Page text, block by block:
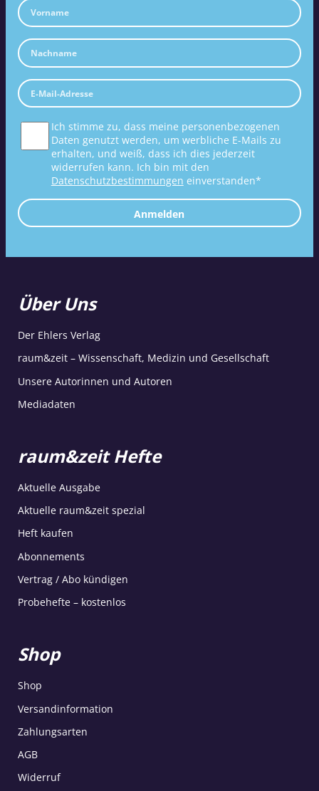
Ich stimme zu, dass meine personenbezogenen
Daten genutzt werden, um werbliche E-Mails zu
erhalten, und weiß, dass ich dies jederzeit
widerrufen kann. Ich bin mit den
Datenschutzbestimmungen einverstanden*
Anmelden
Über Uns
Der Ehlers Verlag
raum&zeit – Wissenschaft, Medizin und Gesellschaft
Unsere Autorinnen und Autoren
Mediadaten
raum&zeit Hefte
Aktuelle Ausgabe
Aktuelle raum&zeit spezial
Heft kaufen
Abonnements
Vertrag / Abo kündigen
Probehefte – kostenlos
Shop
Shop
Versandinformation
Zahlungsarten
AGB
Widerruf